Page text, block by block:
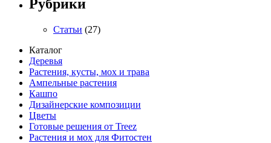
Рубрики
Статьи (27)
Каталог
Деревья
Растения, кусты, мох и трава
Ампельные растения
Кашпо
Дизайнерские композиции
Цветы
Готовые решения от Treez
Растения и мох для Фитостен